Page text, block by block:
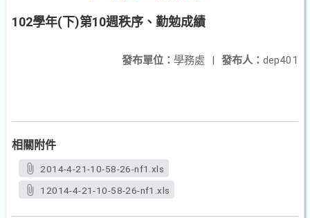
102學年(下)第10週秩序、勤勉成績
發布人： dep401
發布單位： 學務處 |
相關附件
2014-4-21-10-58-26-nf1.xls
12014-4-21-10-58-26-nf1.xls